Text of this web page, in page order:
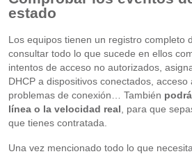
estado
Los equipos tienen un registro completo
consultar todo lo que sucede en ellos
intentos de acceso no autorizados,
DHCP a dispositivos conectados, acceso
problemas de conexión… También
línea o la velocidad real , para que
que tienes contratada.
Una vez mencionado todo lo que